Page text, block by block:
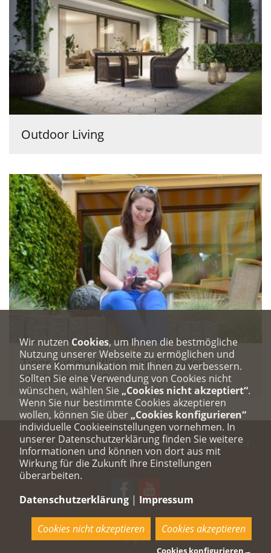
Outdoor Living
Tipps für die Pflege von Rollläden,
Markisen und Co.
Start Login Kontakt Impressum
Datenschutz
Cookie-Einstellungen
Wir nutzen Cookies, um Ihnen die bestmögliche
Nutzung unserer Webseite zu ermöglichen und
unsere Kommunikation mit Ihnen zu verbessern.
Sollten Sie eine Verwendung von Cookies nicht
wünschen, wählen Sie „Cookies nicht akzeptiert“.
Wenn Sie nur bestimmte Cookies akzeptieren
wollen, können Sie über „Cookies konfigurieren“
individuelle Cookieeinstellungen vornehmen. In
unserer Datenschutzerklärung finden Sie weitere
Informationen und können von dort aus mit
Wirkung für die Zukunft Ihre Einstellungen
überarbeiten.
Datenschutzerklärung | Impressum
Cookies nicht akzeptieren Cookies akzeptieren
Cookies konfigurieren→